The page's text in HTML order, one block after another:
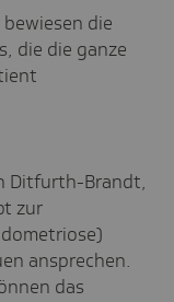
die
die die ganze
Ditfurth-Brandt,
zur
ansprechen.
das